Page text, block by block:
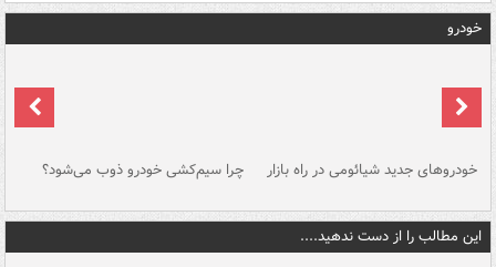
خودرو
خودروهای جدید شیائومی در راه بازار چرا سیم‌کشی خودرو ذوب می‌شود؟
این مطالب را از دست ندهید....